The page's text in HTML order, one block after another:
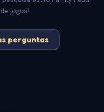
jogos!
perguntas